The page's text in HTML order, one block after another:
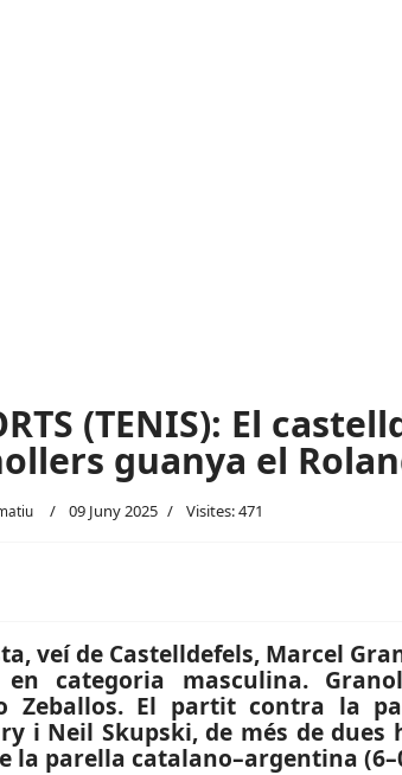
(TENIS): El
guanya el
09 Juny 2025 Visites: 471
veí de Castelldefels, Marcel
en categoria masculina.
Zeballos. El partit contra la
i Neil Skupski, de més de
la parella catalano–argentina